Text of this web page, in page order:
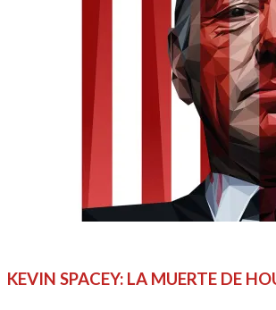
KEVIN SPACEY: LA MUERTE DE